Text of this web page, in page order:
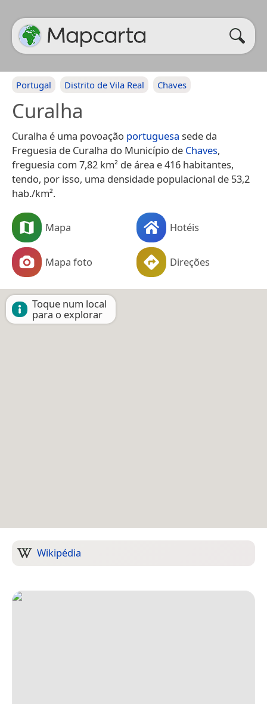
Portugal Distrito de Vila Real Chaves
Curalha
Curalha é uma povoação portuguesa sede da
Freguesia de Curalha do Município de Chaves,
freguesia com 7,82 km² de área e 416 habitantes,
tendo, por isso, uma densidade populacional de 53,2
hab./km².
Mapa Hotéis
Mapa foto Direções
Toque num local
para o explorar
Wikipédia